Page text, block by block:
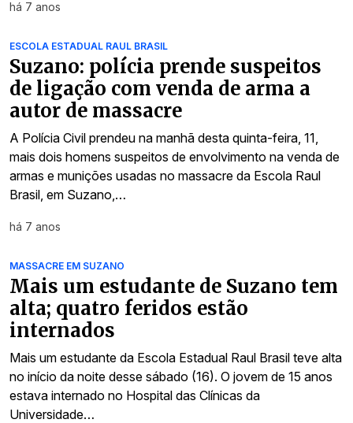
há 7 anos
ESCOLA ESTADUAL RAUL BRASIL
Suzano: polícia prende suspeitos
de ligação com venda de arma a
autor de massacre
A Polícia Civil prendeu na manhã desta quinta-feira, 11,
mais dois homens suspeitos de envolvimento na venda de
armas e munições usadas no massacre da Escola Raul
Brasil, em Suzano,…
há 7 anos
MASSACRE EM SUZANO
Mais um estudante de Suzano tem
alta; quatro feridos estão
internados
Mais um estudante da Escola Estadual Raul Brasil teve alta
no início da noite desse sábado (16). O jovem de 15 anos
estava internado no Hospital das Clínicas da
Universidade…